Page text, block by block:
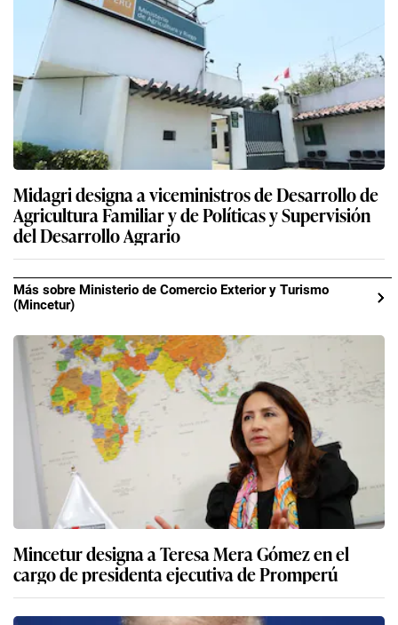
Midagri designa a viceministros de Desarrollo de
Agricultura Familiar y de Políticas y Supervisión
del Desarrollo Agrario
Más sobre Ministerio de Comercio Exterior y Turismo
(Mincetur)
Mincetur designa a Teresa Mera Gómez en el
cargo de presidenta ejecutiva de Promperú